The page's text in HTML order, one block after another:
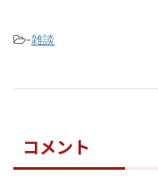
-雑談
コメント